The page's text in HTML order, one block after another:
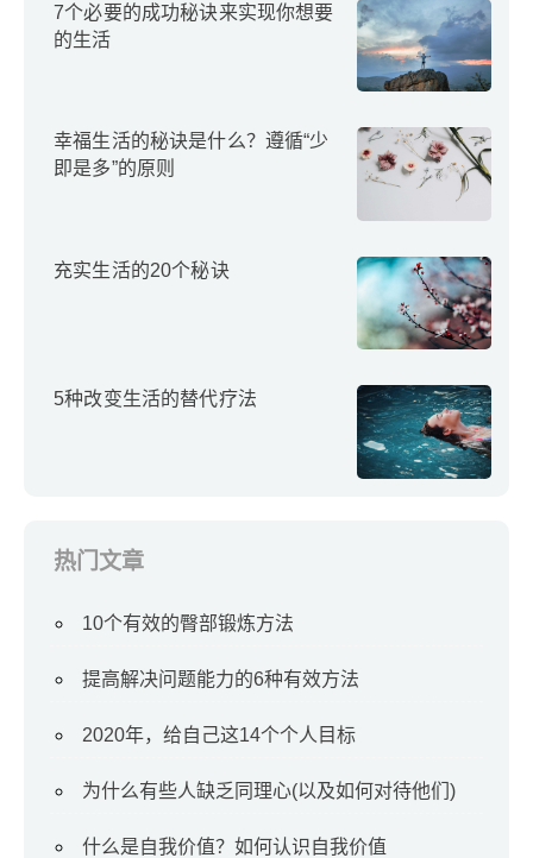
7个必要的成功秘诀来实现你想要
的生活
幸福生活的秘诀是什么？遵循“少
即是多”的原则
充实生活的20个秘诀
5种改变生活的替代疗法
热门文章
10个有效的臀部锻炼方法
提高解决问题能力的6种有效方法
2020年，给自己这14个个人目标
为什么有些人缺乏同理心(以及如何对待他们)
什么是自我价值？如何认识自我价值